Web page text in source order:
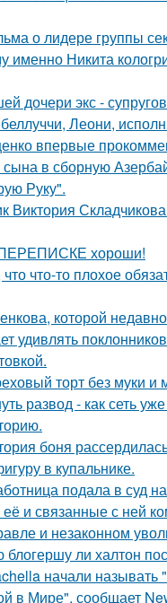
о лидере группы
именно Никита
дочери экс -
Леони,
впервые
сына в сборную
Руку".
Виктория
ПЕРЕПИСКЕ хороши!
что-то плохое
которой
удивлять
торт без муки и
развод - как сеть
боня
в купальнике.
подала в суд
и связанные с ней
и незаконном
блогершу ли халтон
начали называть
в Мире", сообщает